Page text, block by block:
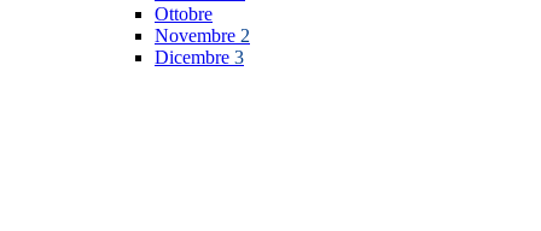
Ottobre
Novembre 2
Dicembre 3